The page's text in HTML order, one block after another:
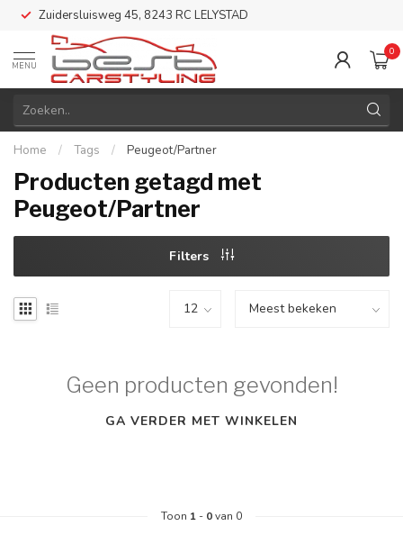
Zuidersluisweg 45, 8243 RC LELYSTAD
MENU
0
Home / Tags / Peugeot/Partner
Producten getagd met
Peugeot/Partner
Filters
Geen producten gevonden!
GA VERDER MET WINKELEN
Toon 1 - 0van 0